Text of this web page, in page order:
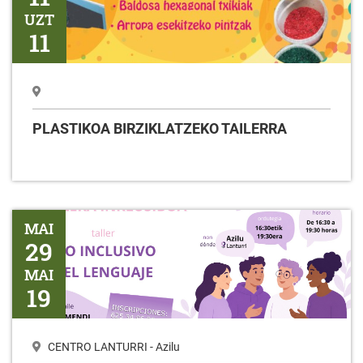
UZT
11
PLASTIKOA BIRZIKLATZEKO TAILERRA
Tailerra HIZKUNTZAREN ERABILERA INKLUSIBOA
MAI
29
MAI
19
CENTRO LANTURRI - Azilu